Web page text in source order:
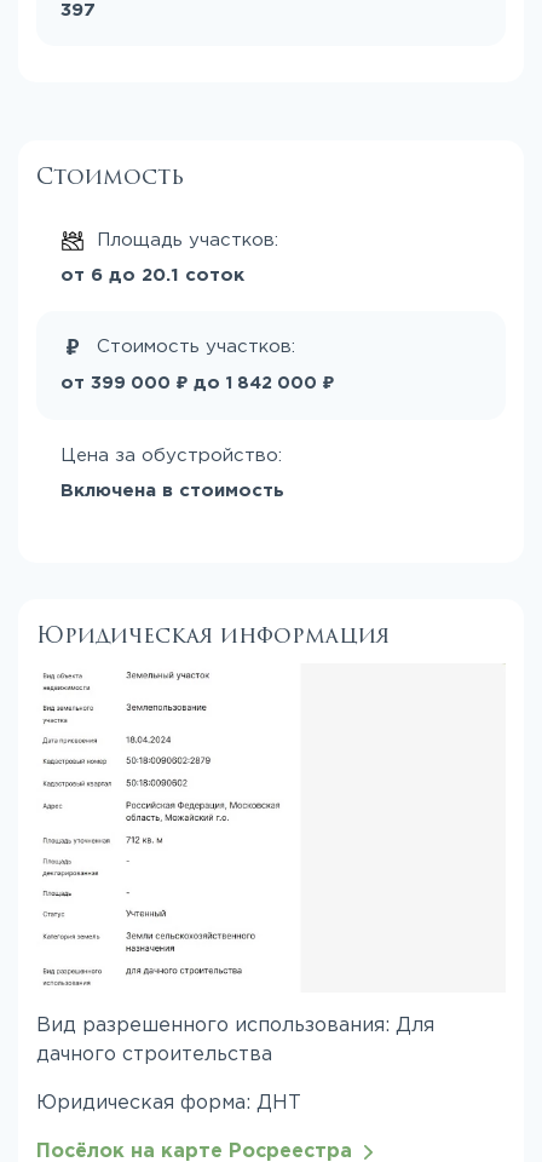
397
Стоимость
Площадь участков:
от 6 до 20.1 соток
Стоимость участков:
от 399 000 ₽ до 1 842 000 ₽
Цена за обустройство:
Включена в стоимость
Юридическая информация
Вид разрешенного использования: Для
дачного строительства
Юридическая форма: ДНТ
Посёлок на карте Росреестра